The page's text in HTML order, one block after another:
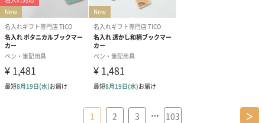
1 2 3 … 103 ＞